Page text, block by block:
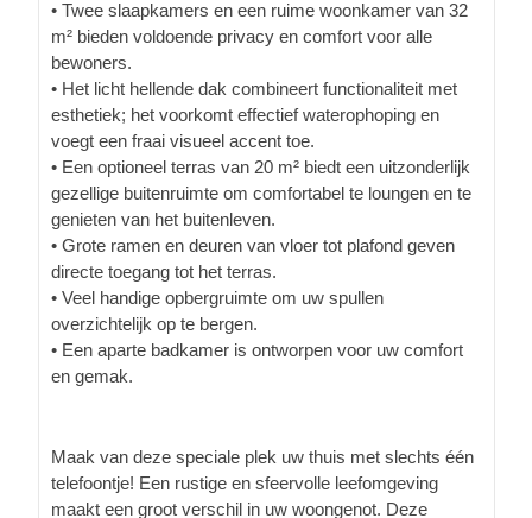
• Twee slaapkamers en een ruime woonkamer van 32
m² bieden voldoende privacy en comfort voor alle
bewoners.
• Het licht hellende dak combineert functionaliteit met
esthetiek; het voorkomt effectief waterophoping en
voegt een fraai visueel accent toe.
• Een optioneel terras van 20 m² biedt een uitzonderlijk
gezellige buitenruimte om comfortabel te loungen en te
genieten van het buitenleven.
• Grote ramen en deuren van vloer tot plafond geven
directe toegang tot het terras.
• Veel handige opbergruimte om uw spullen
overzichtelijk op te bergen.
• Een aparte badkamer is ontworpen voor uw comfort
en gemak.
Maak van deze speciale plek uw thuis met slechts één
telefoontje! Een rustige en sfeervolle leefomgeving
maakt een groot verschil in uw woongenot. Deze